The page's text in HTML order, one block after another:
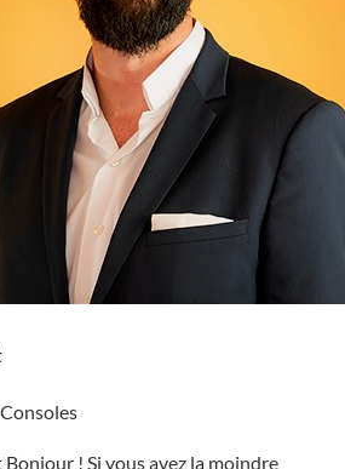
Bonjour ! Si vous avez la moindre